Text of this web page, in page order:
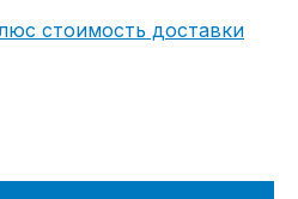
стоимость доставки